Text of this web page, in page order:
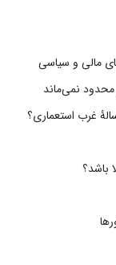
مالی و سیاسی
نمی‌ماند
غرب استعماری؟
باشد؟